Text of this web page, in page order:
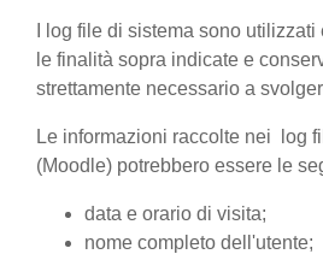
I log file di sistema sono
le finalità sopra indicate e
strettamente necessario a
Le informazioni raccolte nei log
(Moodle) potrebbero essere le
data e orario di visita;
nome completo dell'utente;